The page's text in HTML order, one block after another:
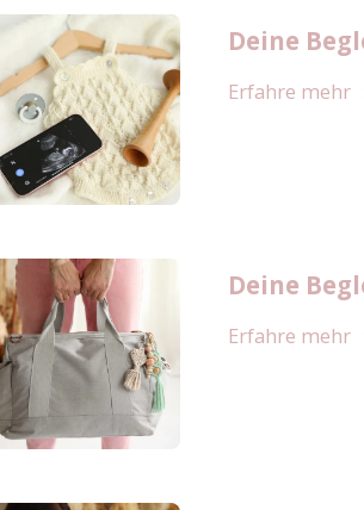
Deine
Erfahre mehr
Deine
Erfahre mehr